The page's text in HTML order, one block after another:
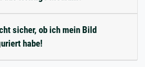
sicher, ob ich mein Bild
habe!